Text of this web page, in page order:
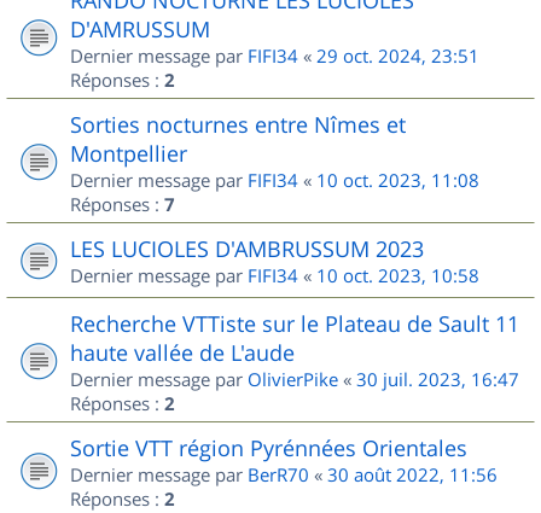
D'AMRUSSUM
Dernier message par FIFI34 « 29 oct. 2024, 23:51
Réponses : 2
Sorties nocturnes entre Nîmes et
Montpellier
Dernier message par FIFI34 « 10 oct. 2023, 11:08
Réponses : 7
LES LUCIOLES D'AMBRUSSUM 2023
Dernier message par FIFI34 « 10 oct. 2023, 10:58
Recherche VTTiste sur le Plateau de Sault 11
haute vallée de L'aude
Dernier message par OlivierPike « 30 juil. 2023, 16:47
Réponses : 2
Sortie VTT région Pyrénnées Orientales
Dernier message par BerR70 « 30 août 2022, 11:56
Réponses : 2